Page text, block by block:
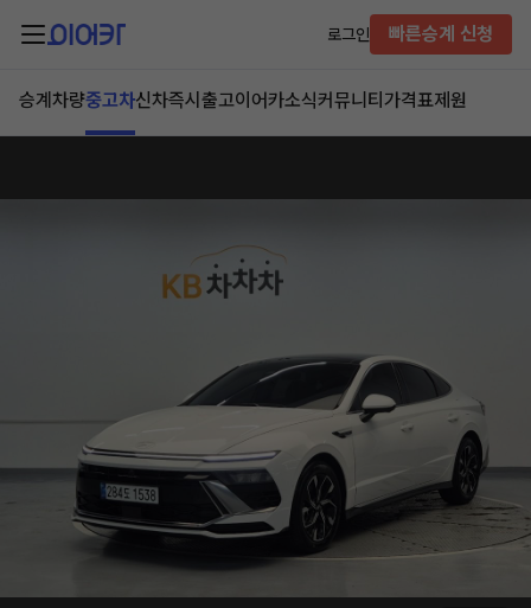
로그인 빠른승계 신청
승계차량중고차신차즉시출고이어카소식커뮤니티 가격표제원